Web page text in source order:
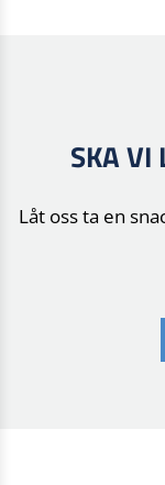
SKA VI
Låt oss ta en